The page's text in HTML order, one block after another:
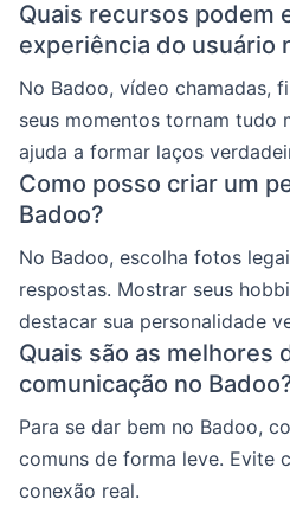
Quais recursos podem
experiência do usuário
No Badoo, vídeo chamadas,
seus momentos tornam tudo
ajuda a formar laços
Como posso criar um
Badoo?
No Badoo, escolha fotos
respostas. Mostrar seus
destacar sua personalidade
Quais são as melhores
comunicação no
Para se dar bem no Badoo,
comuns de forma leve. Evite
conexão real.